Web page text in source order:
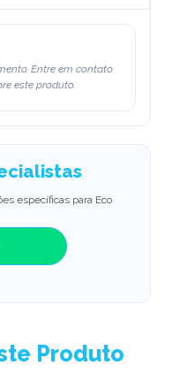
Entre em contato
este produto.
específicas para Eco
Produto